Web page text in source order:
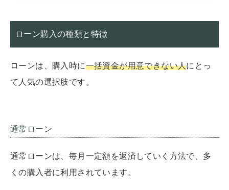
ローン購入の種類と特徴
ローンは、購入時に一括資金が用意できない人にとっ
て人気の選択肢です。
通常ローン
通常ローンは、毎月一定額を返済していく方法で、多
くの購入者に利用されています。